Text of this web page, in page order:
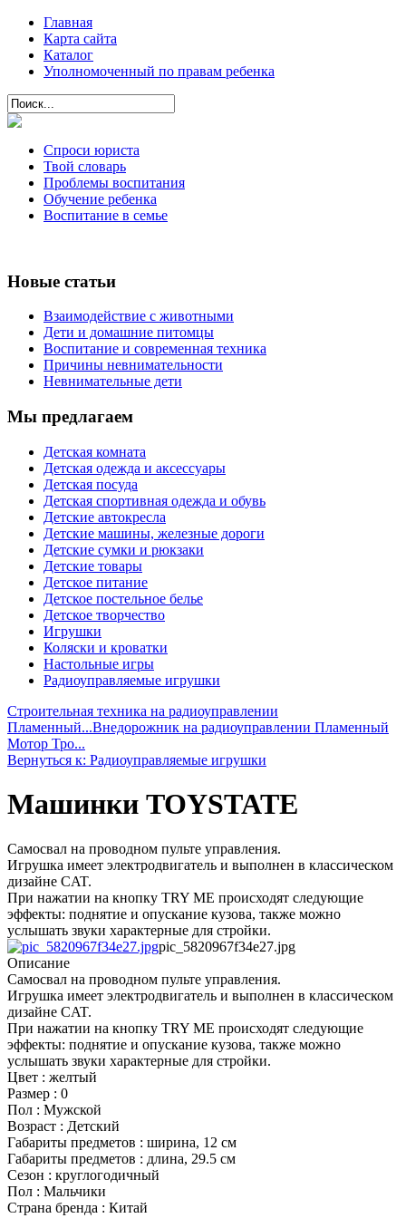
Главная
Карта сайта
Каталог
Уполномоченный по правам ребенка
Спроси юриста
Твой словарь
Проблемы воспитания
Обучение ребенка
Воспитание в семье
Новые статьи
Взаимодействие с животными
Дети и домашние питомцы
Воспитание и современная техника
Причины невнимательности
Невнимательные дети
Мы предлагаем
Детская комната
Детская одежда и аксессуары
Детская посуда
Детская спортивная одежда и обувь
Детские автокресла
Детские машины, железные дороги
Детские сумки и рюкзаки
Детские товары
Детское питание
Детское постельное белье
Детское творчество
Игрушки
Коляски и кроватки
Настольные игры
Радиоуправляемые игрушки
Строительная техника на радиоуправлении
Пламенный...Внедорожник на радиоуправлении Пламенный
Мотор Тро...
Вернуться к: Радиоуправляемые игрушки
Машинки TOYSTATE
Самосвал на проводном пульте управления.
Игрушка имеет электродвигатель и выполнен в классическом
дизайне CAT.
При нажатии на кнопку TRY ME происходят следующие
эффекты: поднятие и опускание кузова, также можно
услышать звуки характерные для стройки.
pic_5820967f34e27.jpg
Описание
Самосвал на проводном пульте управления.
Игрушка имеет электродвигатель и выполнен в классическом
дизайне CAT.
При нажатии на кнопку TRY ME происходят следующие
эффекты: поднятие и опускание кузова, также можно
услышать звуки характерные для стройки.
Цвет : желтый
Размер : 0
Пол : Мужской
Возраст : Детский
Габариты предметов : ширина, 12 см
Габариты предметов : длина, 29.5 см
Сезон : круглогодичный
Пол : Мальчики
Страна бренда : Китай